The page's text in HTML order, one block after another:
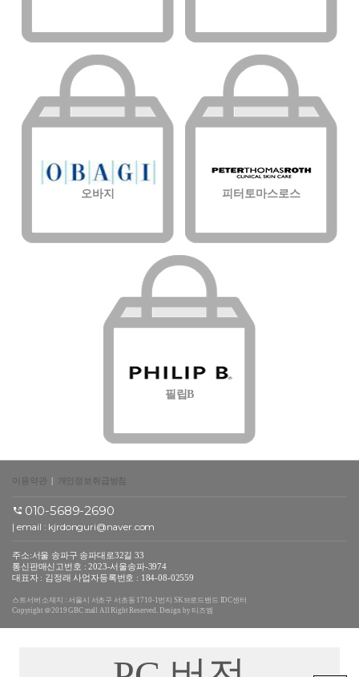
오바지 피터토마스로스
필립B
이용약관 | 개인정보취급방침
010-5689-2690
| email : kjrdonguri@naver.com
주소:서울 송파구 송파대로32길 33
통신판매신고번호 : 2023-서울송파-3974
대표자 : 김정래 사업자등록번호 : 184-08-02559
스트서버 소재지 : 서울시 서초구 서초동 1710-1번지 SK브로드밴드 IDC센터
Copyright ＠2019 GBC mall All Right Reserved. Design by 티즈엠